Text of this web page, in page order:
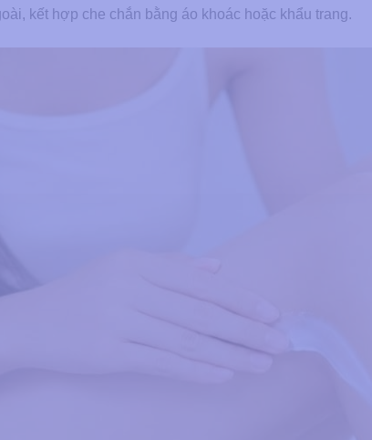
kết hợp che chắn bằng áo khoác hoặc khẩu trang.